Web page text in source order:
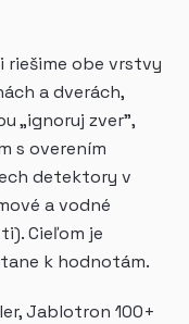
riešime obe vrstvy
a dverách,
„ignoruj zver",
s overením
detektory v
a vodné
Cieľom je
k hodnotám.
Jablotron 100+